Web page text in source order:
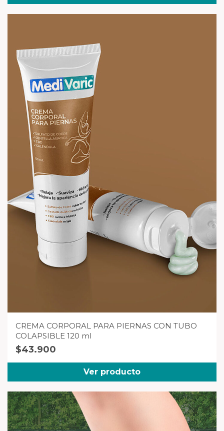
CREMA CORPORAL PARA PIERNAS CON TUBO
COLAPSIBLE 120 ml
$43.900
Ver producto